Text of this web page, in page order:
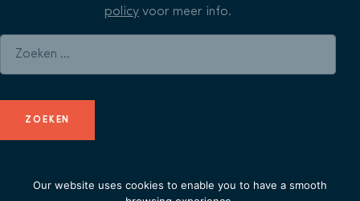
policy voor meer info.
© Herculean Alliance - Member of Duval Union
Our website uses cookies to enable you to have a smooth